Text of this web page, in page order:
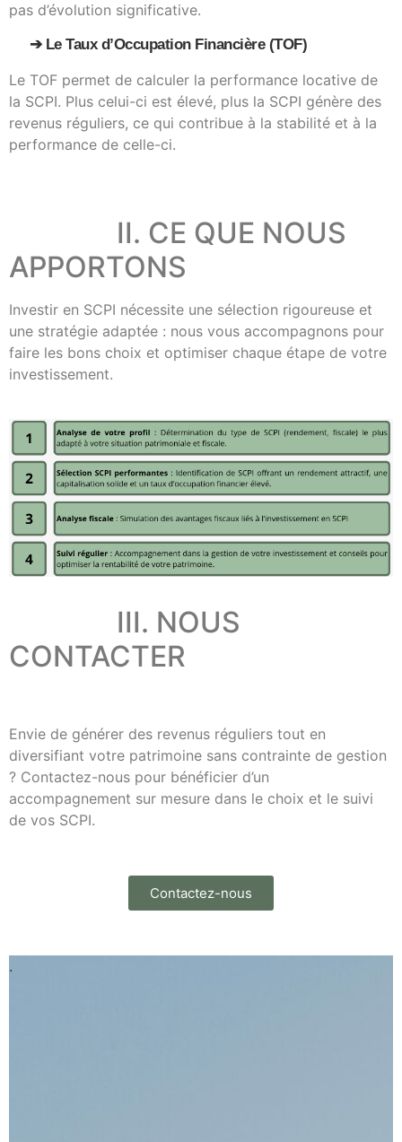
pas d’évolution significative.
➔ Le Taux d’Occupation Financière (TOF)
Le TOF permet de calculer la performance locative de
la SCPI. Plus celui-ci est élevé, plus la SCPI génère des
revenus réguliers, ce qui contribue à la stabilité et à la
performance de celle-ci.
II. CE QUE NOUS
APPORTONS
Investir en SCPI nécessite une sélection rigoureuse et
une stratégie adaptée : nous vous accompagnons pour
faire les bons choix et optimiser chaque étape de votre
investissement.
III. NOUS
CONTACTER
Envie de générer des revenus réguliers tout en
diversifiant votre patrimoine sans contrainte de gestion
? Contactez-nous pour bénéficier d’un
accompagnement sur mesure dans le choix et le suivi
de vos SCPI.
Contactez-nous
.